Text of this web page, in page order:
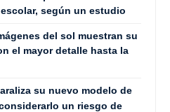
según un estudio
del sol muestran su
el mayor detalle hasta la
su nuevo modelo de
un riesgo de